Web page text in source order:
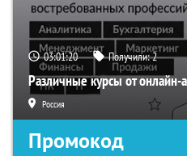
03:01:19 Получили:2
Различные курсы от
Россия
Промокод